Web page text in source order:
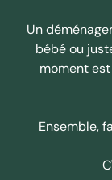
Un
bébé ou
moment
Ensemble,